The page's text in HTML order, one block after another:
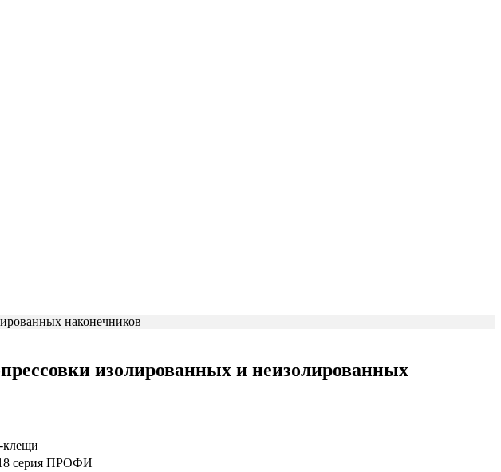
изолированных и неизолированных
клещи
серия ПРОФИ